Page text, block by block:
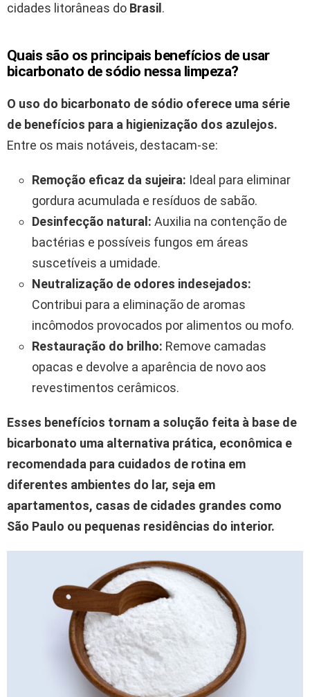
cidades litorâneas do Brasil .
Quais são os principais benefícios de usar
bicarbonato de sódio nessa limpeza?
O uso do bicarbonato de sódio oferece uma série
de benefícios para a higienização dos azulejos.
Entre os mais notáveis, destacam-se:
Remoção eficaz da sujeira: Ideal para eliminar
gordura acumulada e resíduos de sabão.
Desinfecção natural: Auxilia na contenção de
bactérias e possíveis fungos em áreas
suscetíveis a umidade.
Neutralização de odores indesejados:
Contribui para a eliminação de aromas
incômodos provocados por alimentos ou mofo.
Restauração do brilho: Remove camadas
opacas e devolve a aparência de novo aos
revestimentos cerâmicos.
Esses benefícios tornam a solução feita à base de
bicarbonato uma alternativa prática, econômica e
recomendada para cuidados de rotina em
diferentes ambientes do lar, seja em
apartamentos, casas de cidades grandes como
São Paulo ou pequenas residências do interior.